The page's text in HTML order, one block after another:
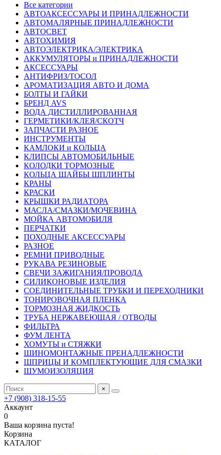
Все категории
АВТОАКСЕССУАРЫ И ПРИНАДЛЕЖНОСТИ
АВТОМАЛЯРНЫЕ ПРИНАДЛЕЖНОСТИ
АВТОСВЕТ
АВТОХИМИЯ
АВТОЭЛЕКТРИКА/ЭЛЕКТРИКА
АККУМУЛЯТОРЫ и ПРИНАДЛЕЖНОСТИ
АКСЕССУАРЫ
АНТИФРИЗ/ТОСОЛ
АРОМАТИЗАЦИЯ АВТО И ДОМА
БОЛТЫ И ГАЙКИ
БРЕНД AVS
ВОДА ДИСТИЛЛИРОВАННАЯ
ГЕРМЕТИКИ/КЛЕЯ/СКОТЧ
ЗАПЧАСТИ РАЗНОЕ
ИНСТРУМЕНТЫ
КАМЛОКИ и КОЛЬЦА
КЛИПСЫ АВТОМОБИЛЬНЫЕ
КОЛОДКИ ТОРМОЗНЫЕ
КОЛЬЦА ШАЙБЫ ШПЛИНТЫ
КРАНЫ
КРАСКИ
КРЫШКИ РАДИАТОРА
МАСЛА/СМАЗКИ/МОЧЕВИНА
МОЙКА АВТОМОБИЛЯ
ПЕРЧАТКИ
ПОХОДНЫЕ АКСЕССУАРЫ
РАЗНОЕ
РЕМНИ ПРИВОДНЫЕ
РУКАВА РЕЗИНОВЫЕ
СВЕЧИ ЗАЖИГАНИЯ/ПРОВОДА
СИЛИКОНОВЫЕ ИЗДЕЛИЯ
СОЕДИНИТЕЛЬНЫЕ ТРУБКИ И ПЕРЕХОДНИКИ
ТОНИРОВОЧНАЯ ПЛЕНКА
ТОРМОЗНАЯ ЖИДКОСТЬ
ТРУБА НЕРЖАВЕЮЩАЯ / ОТВОДЫ
ФИЛЬТРА
ФУМ ЛЕНТА
ХОМУТЫ и СТЯЖКИ
ШИНОМОНТАЖНЫЕ ПРЕНАДЛЕЖНОСТИ
ШПРИЦЫ И КОМПЛЕКТУЮЩИЕ ДЛЯ СМАЗКИ
ШУМОИЗОЛЯЦИЯ
×
+7 (908) 318-15-55
Аккаунт
0
Ваша корзина пуста!
Корзина
КАТАЛОГ